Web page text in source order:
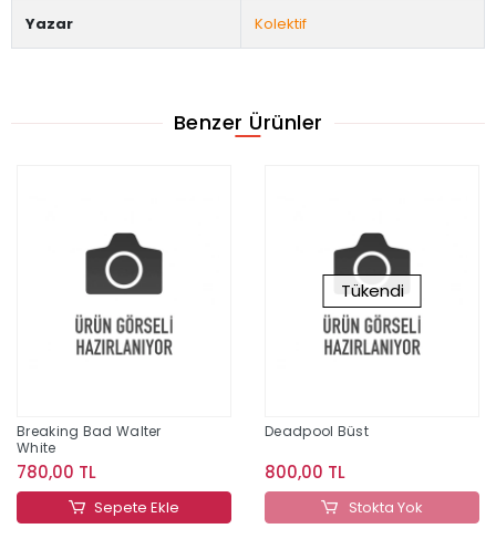
Yazar Kolektif
Benzer Ürünler
Breaking Bad Walter
White
780,00 TL
Sepete Ekle
Tükendi
Deadpool Büst
800,00 TL
Stokta Yok